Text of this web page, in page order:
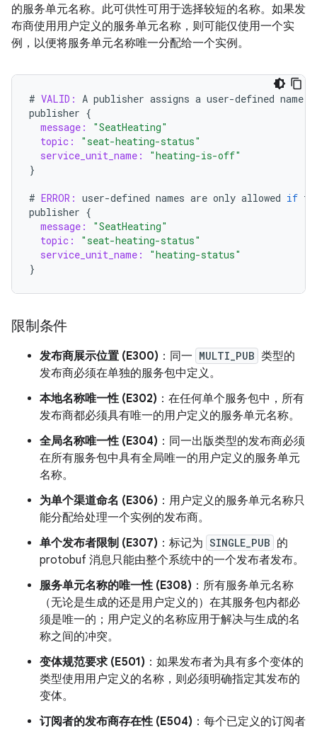
的服务单元名称。此可供性可用于选择较短的名称。如果发
布商使用用户定义的服务单元名称，则可能仅使用一个实
例，以便将服务单元名称唯一分配给一个实例。
# VALID: A publisher assigns a user-defined name
publisher {
message:
"SeatHeating"
topic:
"seat-heating-status"
service_unit_name:
"heating-is-off"
}
# ERROR: user-defined names are only allowed if
publisher {
message:
"SeatHeating"
topic:
"seat-heating-status"
service_unit_name:
"heating-status"
}
限制条件
发布商展示位置 (E300) ：同一 MULTI_PUB 类型的
发布商必须在单独的服务包中定义。
本地名称唯一性 (E302) ：在任何单个服务包中，所有
发布商都必须具有唯一的用户定义的服务单元名称。
全局名称唯一性 (E304) ：同一出版类型的发布商必须
在所有服务包中具有全局唯一的用户定义的服务单元
名称。
为单个渠道命名 (E306) ：用户定义的服务单元名称只
能分配给处理一个实例的发布商。
单个发布者限制 (E307) ：标记为 SINGLE_PUB 的
protobuf 消息只能由整个系统中的一个发布者发布。
服务单元名称的唯一性 (E308) ：所有服务单元名称
（无论是生成的还是用户定义的）在其服务包内都必
须是唯一的；用户定义的名称应用于解决与生成的名
称之间的冲突。
变体规范要求 (E501) ：如果发布者为具有多个变体的
类型使用用户定义的名称，则必须明确指定其发布的
变体。
订阅者的发布商存在性 (E504) ：每个已定义的订阅者